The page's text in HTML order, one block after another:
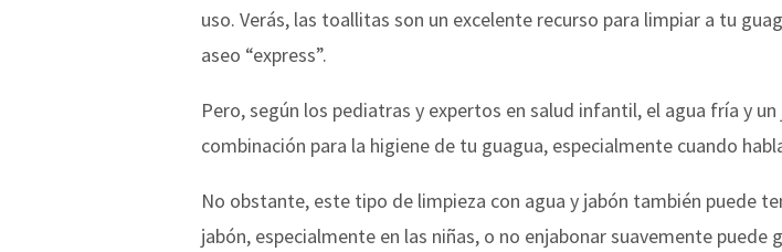
uso. Verás, las toallitas son un excelente recurso para limpiar a tu
aseo “express”.
Pero, según los pediatras y expertos en salud infantil, el agua fría y
combinación para la higiene de tu guagua, especialmente cuando
No obstante, este tipo de limpieza con agua y jabón también puede
jabón, especialmente en las niñas, o no enjabonar suavemente